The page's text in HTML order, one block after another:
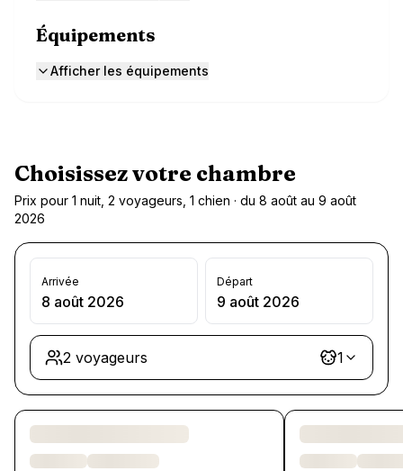
Équipements
Afficher les équipements
Choisissez votre chambre
Prix pour 1 nuit, 2 voyageurs, 1 chien · du 8 août au 9 août
2026
Arrivée
8 août 2026
Départ
9 août 2026
2 voyageurs 1
Chargement des chambres et des formules…